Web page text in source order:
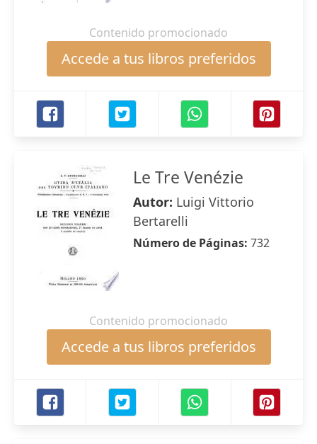
Contenido promocionado
Accede a tus libros preferidos
Le Tre Venézie
Autor: Luigi Vittorio
Bertarelli
Número de Páginas: 732
Contenido promocionado
Accede a tus libros preferidos